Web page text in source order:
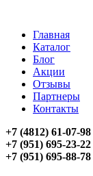
Главная
Каталог
Блог
Акции
Отзывы
Партнеры
Контакты
+7 (4812) 61-07-98
+7 (951) 695-23-22
+7 (951) 695-88-78